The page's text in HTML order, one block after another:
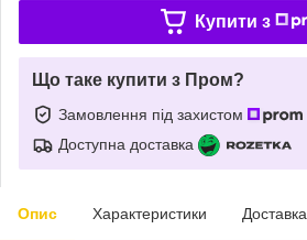
Купити з
Що таке купити з Пром?
Замовлення під захистом
Доступна доставка
Опис Характеристики Доставка